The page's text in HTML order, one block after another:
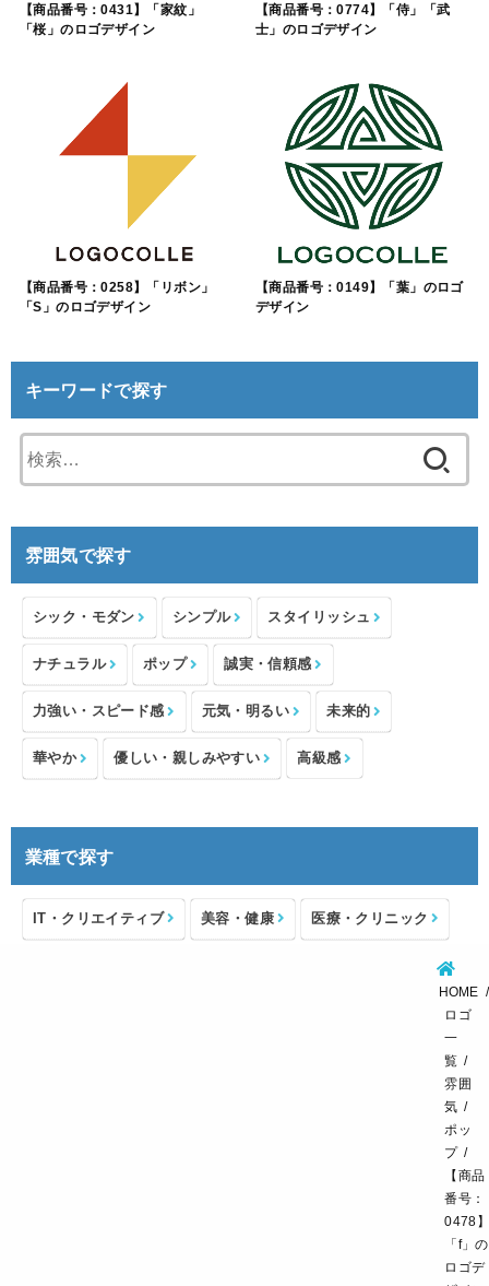
【商品番号：0431】「家紋」
「桜」のロゴデザイン
【商品番号：0774】「侍」「武
士」のロゴデザイン
【商品番号：0258】「リボン」
「S」のロゴデザイン
【商品番号：0149】「葉」のロゴ
デザイン
キーワードで探す
索:
雰囲気で探す
シック・モダン シンプル スタイリッシュ
ナチュラル ポップ 誠実・信頼感
力強い・スピード感 元気・明るい 未来的
華やか 優しい・親しみやすい 高級感
業種で探す
IT・クリエイティブ 美容・健康 医療・クリニック
HOME
ロゴ
一
覧
雰囲
気
ポッ
プ
【商品
番号：
0478】
「f」の
ロゴデ